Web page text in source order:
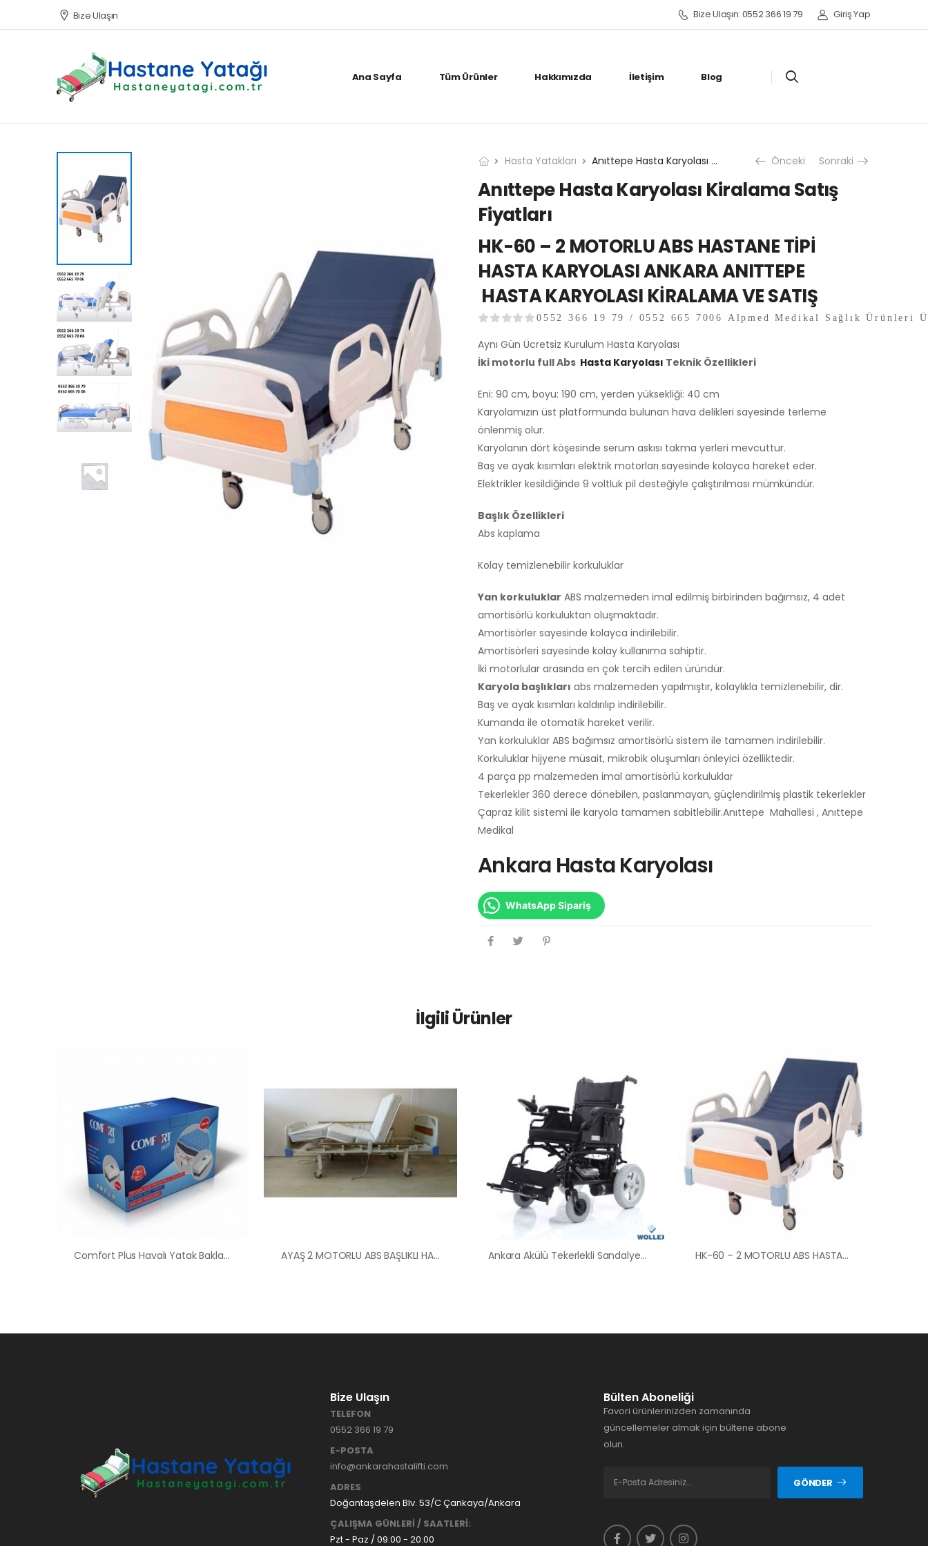
Bize Ulaşın Bize Ulaşın: 0552 366 19 79 Giriş Yap
Ana Sayfa Tüm Ürünler Hakkımızda İletişim Blog
Hasta Yatakları Anıttepe Hasta Karyolası Kiralama Satış Fiyatları Önceki Sonraki
Anıttepe Hasta Karyolası Kiralama Satış
Fiyatları
HK-60 – 2 MOTORLU ABS HASTANE TİPİ
HASTA KARYOLASI ANKARA ANITTEPE
HASTA KARYOLASI KİRALAMA VE SATIŞ
0552 366 19 79 / 0552 665 7006 Alpmed Medikal Sağlık Ürünleri
Aynı Gün Ücretsiz Kurulum Hasta Karyolası
İki motorlu full Abs Hasta Karyolası Teknik Özellikleri
Eni: 90 cm, boyu: 190 cm, yerden yüksekliği: 40 cm
Karyolamızın üst platformunda bulunan hava delikleri sayesinde terleme
önlenmiş olur.
Karyolanın dört köşesinde serum askısı takma yerleri mevcuttur.
Baş ve ayak kısımları elektrik motorları sayesinde kolayca hareket eder.
Elektrikler kesildiğinde 9 voltluk pil desteğiyle çalıştırılması mümkündür.
Başlık Özellikleri
Abs kaplama
Kolay temizlenebilir korkuluklar
Yan korkuluklar ABS malzemeden imal edilmiş birbirinden bağımsız, 4 adet
amortisörlü korkuluktan oluşmaktadır.
Amortisörler sayesinde kolayca indirilebilir.
Amortisörleri sayesinde kolay kullanıma sahiptir.
İki motorlular arasında en çok tercih edilen üründür.
Karyola başlıkları abs malzemeden yapılmıştır, kolaylıkla temizlenebilir, dir.
Baş ve ayak kısımları kaldırılıp indirilebilir.
Kumanda ile otomatik hareket verilir.
Yan korkuluklar ABS bağımsız amortisörlü sistem ile tamamen indirilebilir.
Korkuluklar hijyene müsait, mikrobik oluşumları önleyici özelliktedir.
4 parça pp malzemeden imal amortisörlü korkuluklar
Tekerlekler 360 derece dönebilen, paslanmayan, güçlendirilmiş plastik tekerlekler
Çapraz kilit sistemi ile karyola tamamen sabitlebilir.Anıttepe Mahallesi , Anıttepe
Medikal
Ankara Hasta Karyolası
WhatsApp Sipariş
İlgili Ürünler
Comfort Plus Havalı Yatak Baklava Tipi Hasta Yatağı AYAŞ 2 MOTORLU ABS BAŞLIKLI HASTA YATAĞI Ankara Akülü Tekerlekli Sandalye Satış Kiralama Fiyatları HK-60 – 2 MOTORLU ABS HASTANE TİPİ HASTA KARYOLASI ANKARA HASTA KARYOLASI KİRALAMA VE SATIŞ
Bize Ulaşın
TELEFON
0552 366 19 79
E-POSTA
info@ankarahastalifti.com
ADRES
Doğantaşdelen Blv. 53/C Çankaya/Ankara
ÇALIŞMA GÜNLERİ / SAATLERİ:
Pzt - Paz / 09:00 - 20:00
Bülten Aboneliği
Favori ürünlerinizden zamanında
güncellemeler almak için bültene abone
olun.
GÖNDER